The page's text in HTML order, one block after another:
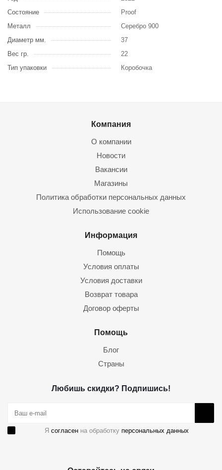
Состояние
Proof
Металл
Серебро 900
Диаметр мм.
37
Вес гр.
22
Тип упаковки
Коробочка
Компания
О компании
Новости
Вакансии
Магазины
Политика обработки персональных данных
Использование cookie
Информация
Помощь
Условия оплаты
Условия доставки
Возврат товара
Договор оферты
Помощь
Блог
Страны
Любишь скидки? Подпишись!
Я согласен на обработку персональных данных